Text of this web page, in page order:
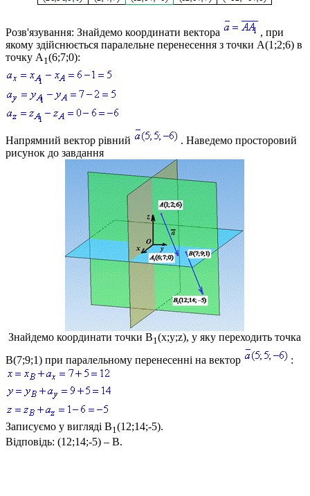
Розв'язування: Знайдемо координати вектора
, при
якому здійснюється паралельне перенесення з точки A(1;2;6) в
точку A1(6;7;0):
Напрямний вектор рівний
. Наведемо просторовий
рисунок до завдання
Знайдемо координати точки B1 (x;y;z), у яку переходить точка
B(7;9;1) при паралельному перенесенні на вектор :
Записуємо у вигляді B1(12;14;-5).
Відповідь: (12;14;-5) – В.